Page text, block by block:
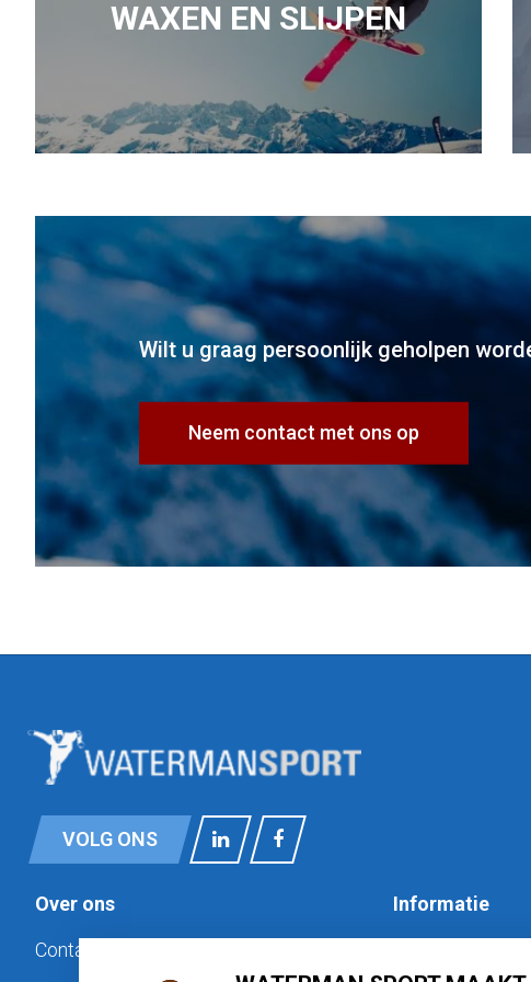
WAXEN EN SLIJPEN
Wilt u graag persoonlijk geholpen
Neem contact met ons op
VOLG ONS
Over ons
Contact
Informatie